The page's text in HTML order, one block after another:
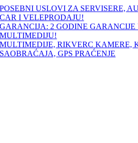
Skip
to
content
POSEBNI USLOVI ZA SERVISERE,
CAR I VELEPRODAJU!
GARANCIJA: 2 GODINE
MULTIMEDIJU!
MULTIMEDIJE, RIKVERC KAMERE,
SAOBRAĆAJA, GPS PRAĆENJE